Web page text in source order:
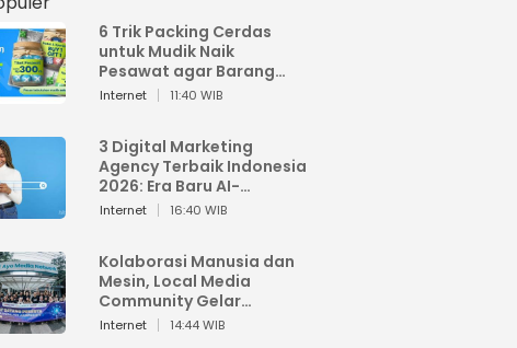
6 Trik Packing Cerdas
untuk Mudik Naik
Pesawat agar Barang
Tidak Over Bagasi
Internet 11:40 WIB
3 Digital Marketing
Agency Terbaik Indonesia
2026: Era Baru AI-
Powered Marketing
Internet 16:40 WIB
Kolaborasi Manusia dan
Mesin, Local Media
Community Gelar
Workshop Google AI
Internet 14:44 WIB